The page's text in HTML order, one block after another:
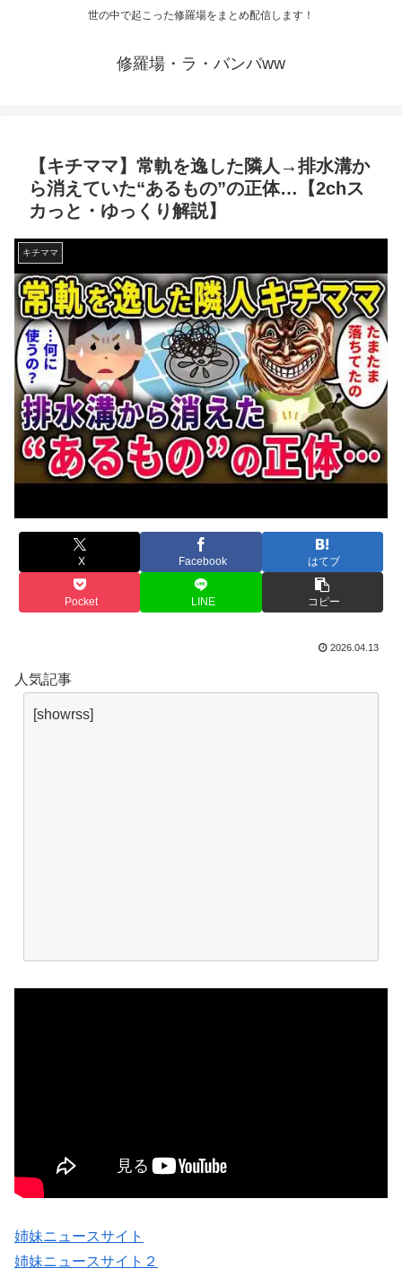
世の中で起こった修羅場をまとめ配信します！
修羅場・ラ・バンバww
【キチママ】常軌を逸した隣人→排水溝か
ら消えていた“あるもの”の正体…【2chス
カっと・ゆっくり解説】
キチママ
X Facebook はてブ
Pocket LINE コピー
2026.04.13
人気記事
[showrss]
姉妹ニュースサイト
姉妹ニュースサイト２